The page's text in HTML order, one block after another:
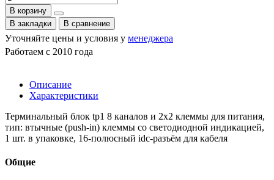
В корзину
В закладки
В сравнение
Уточняйте цены и условия у менеджера
Работаем с 2010 года
Описание
Характеристики
Терминальный блок tp1 8 каналов и 2х2 клеммы для питания,
тип: втычные (push-in) клеммы со светодиодной индикацией,
1 шт. в упаковке, 16-полюсный idc-разъём для кабеля
Общие